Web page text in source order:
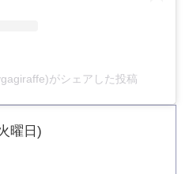
がシェアした投稿
曜日)